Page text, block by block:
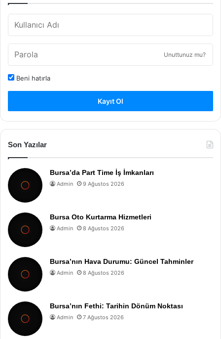
Unuttunuz mu?
Beni hatırla
Kayıt Ol
Son Yazılar
Bursa’da Part Time İş İmkanları
Admin 9 Ağustos 2026
Bursa Oto Kurtarma Hizmetleri
Admin 8 Ağustos 2026
Bursa’nın Hava Durumu: Güncel Tahminler
Admin 8 Ağustos 2026
Bursa’nın Fethi: Tarihin Dönüm Noktası
Admin 7 Ağustos 2026